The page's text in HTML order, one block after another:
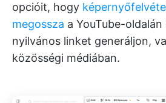
opcióit, hogy
megossza a YouTube-
nyilvános linket generáljon,
közösségi médiában.